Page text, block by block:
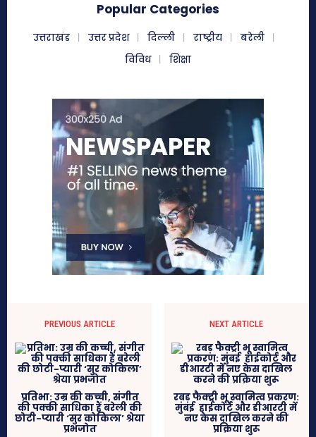
Popular Categories
उत्तराखंड उत्तर प्रदेश दिल्ली राष्ट्रीय
बरेली
विविध
शिक्षा
PREVIOUS ARTICLE
प्रतिभा: उम्र की कच्ची, संगीत
की पक्की साधिका हैं बरेली की
छोटी-प्यारी ‘सुर कोकिला’ श्रेया
प्रभजोत
NEXT ARTICLE
रबड़ फैक्ट्री भू स्वामित्व प्रकरण:
मुंबई हाईकोर्ट और डीआरटी में
नए केस दाखिल करने की
प्रक्रिया शुरू